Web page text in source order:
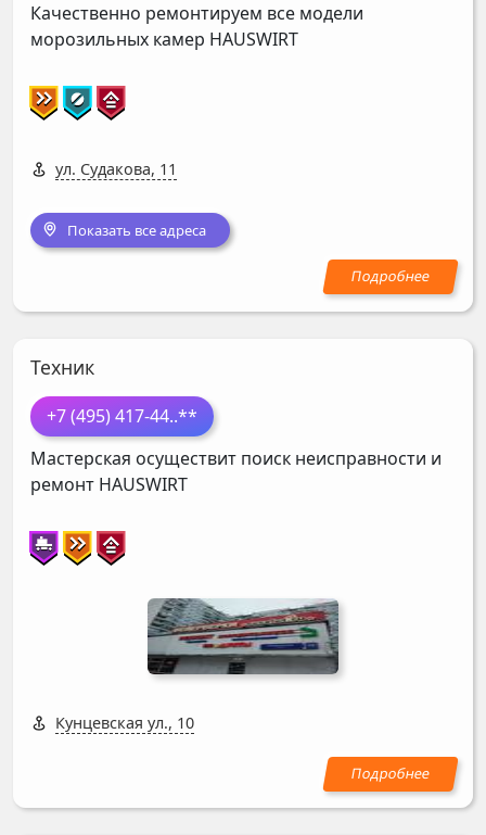
Качественно ремонтируем все модели
морозильных камер HAUSWIRT
ул. Судакова, 11
Показать все адреса
Техник
+7 (495) 417-44..**
Мастерская осуществит поиск неисправности и
ремонт HAUSWIRT
Кунцевская ул., 10